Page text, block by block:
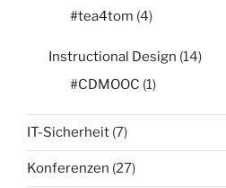
#tea4tom (4)
Instructional Design (14)
#CDMOOC (1)
IT-Sicherheit (7)
Konferenzen (27)